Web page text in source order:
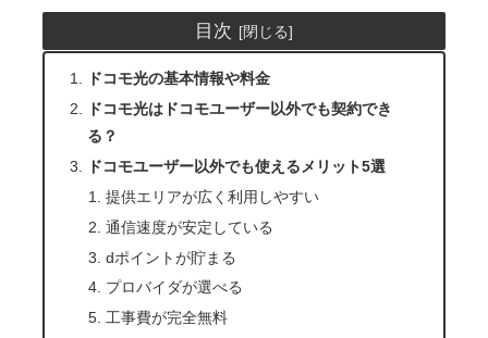
目次
ドコモ光の基本情報や料金
ドコモ光はドコモユーザー以外でも契約でき
る？
ドコモユーザー以外でも使えるメリット5選
提供エリアが広く利用しやすい
通信速度が安定している
dポイントが貯まる
プロバイダが選べる
工事費が完全無料